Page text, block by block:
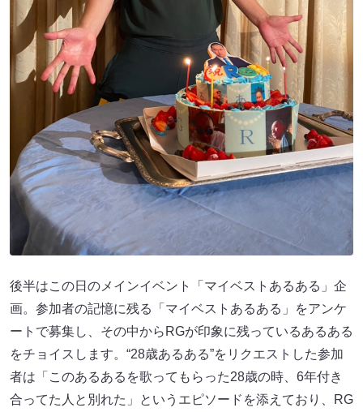
後半はこの日のメインイベント「マイベストあるある」企
画。参加者の記憶に残る「マイベストあるある」をアンケ
ートで募集し、その中からRGが印象に残っているあるある
をチョイスします。“28歳あるある”をリクエストした参加
者は「このあるあるを歌ってもらった28歳の時、6年付き
合ってた人と別れた」というエピソードを添えており、RG